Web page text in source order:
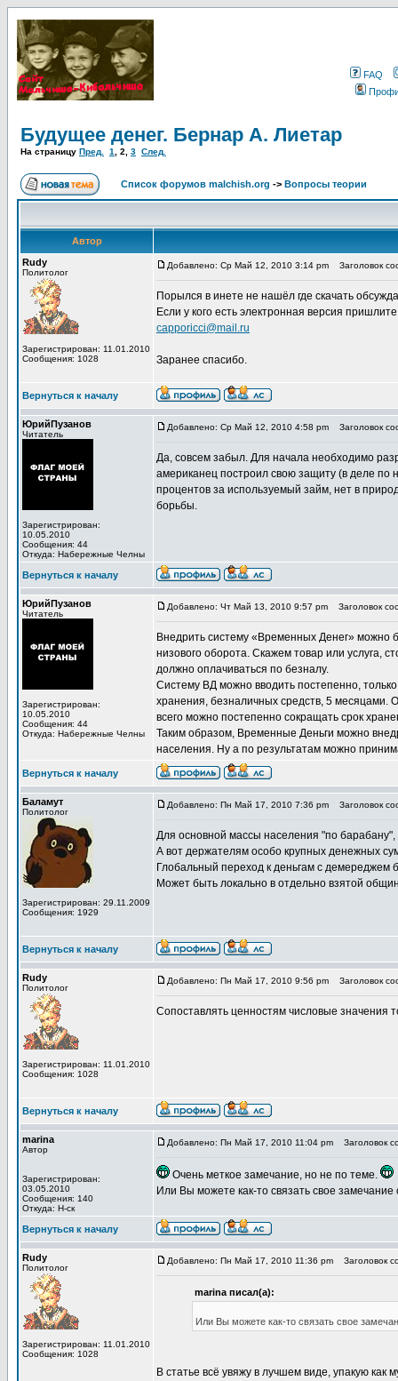
FAQ
Будущее денег. Бернар А. Лиетар
На страницу Пред. 1 2 3 След.
Список форумов malchish.org -> Вопросы теории
Автор
Rudy
Политолог
Зарегистрирован: 11.01.2010
Сообщения: 1028
Добавлено: Ср Май 12, 2010 3:14 pm Заголовок
Порылся в инете не нашёл где скачать
Если у кого есть электронная версия
capporicci@mail.ru
Заранее спасибо.
Вернуться к началу
ЮрийПузанов
Читатель
Зарегистрирован:
10.05.2010
Сообщения: 44
Откуда: Набережные Челны
Добавлено: Ср Май 12, 2010 4:58 pm Заголовок
Да, совсем забыл. Для начала необходимо
американец построил свою защиту (в деле по
процентов за используемый займ, нет в
борьбы.
Вернуться к началу
ЮрийПузанов
Читатель
Зарегистрирован:
10.05.2010
Сообщения: 44
Откуда: Набережные Челны
Добавлено: Чт Май 13, 2010 9:57 pm Заголовок
Внедрить систему «Временных Денег» можно
низового оборота. Скажем товар или услуга,
должно оплачиваться по безналу.
Систему ВД можно вводить постепенно,
хранения, безналичных средств, 5 месяцами.
всего можно постепенно сокращать срок
Таким образом, Временные Деньги можно
населения. Ну а по результатам можно
Вернуться к началу
Баламут
Политолог
Зарегистрирован: 29.11.2009
Сообщения: 1929
Добавлено: Пн Май 17, 2010 7:36 pm Заголовок
Для основной массы населения "по
А вот держателям особо крупных денежных
Глобальный переход к деньгам с демереджем
Может быть локально в отдельно взятой
Вернуться к началу
Rudy
Политолог
Зарегистрирован: 11.01.2010
Сообщения: 1028
Добавлено: Пн Май 17, 2010 9:56 pm Заголовок
Сопоставлять ценностям числовые значения
Вернуться к началу
marina
Автор
Зарегистрирован:
03.05.2010
Сообщения: 140
Откуда: Н-ск
Добавлено: Пн Май 17, 2010 11:04 pm Заголовок
Очень меткое замечание, но не по теме.
Или Вы можете как-то связать свое
Вернуться к началу
Rudy
Политолог
Зарегистрирован: 11.01.2010
Сообщения: 1028
Добавлено: Пн Май 17, 2010 11:36 pm Заголовок
marina писал(а):
Или Вы можете как-то связать свое
В статье всё увяжу в лучшем виде, упакую как